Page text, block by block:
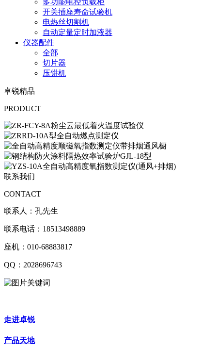
多功能电控负载柜
开关插座寿命试验机
电热丝切割机
自动定量定时加液器
仪器配件
全部
切片器
压饼机
卓锐精品
PRODUCT
联系我们
CONTACT
联系人：孔先生
联系电话：18513498889
座机：010-68883817
QQ：2028696743
走进卓锐
产品天地